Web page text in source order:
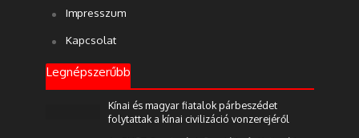
Impresszum
Kapcsolat
Legnépszerűbb
Kínai és magyar fiatalok párbeszédet
folytattak a kínai civilizáció vonzerejéről